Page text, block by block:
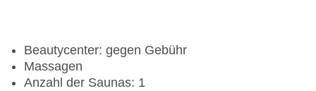
Beautycenter: gegen Gebühr
Massagen
Anzahl der Saunas: 1